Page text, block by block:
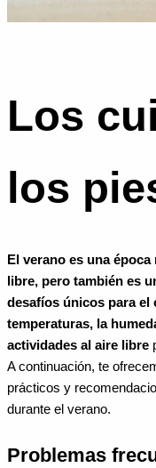
Los
los
El verano es una
libre, pero también es
desafíos únicos para el
temperaturas, la
actividades al aire libre
A continuación, te
prácticos y
durante el verano.
Problemas